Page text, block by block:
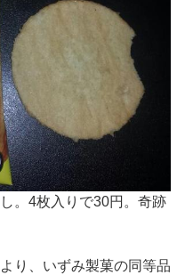
。4枚入りで30円。奇跡
り、いずみ製菓の同等品